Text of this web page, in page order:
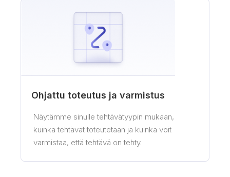
Ohjattu toteutus ja varmistus
Näytämme sinulle tehtävätyypin mukaan,
kuinka tehtävät toteutetaan ja kuinka voit
varmistaa, että tehtävä on tehty.